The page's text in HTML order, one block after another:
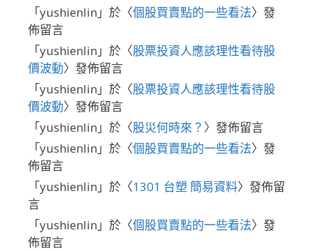
「yushienlin 」於〈個股買賣點的一些看法〉發
佈留言
「yushienlin 」於〈股票投資人應該理性看待股
價波動〉發佈留言
「yushienlin 」於〈股票投資人應該理性看待股
價波動〉發佈留言
「yushienlin 」於〈股災何時來？ 〉發佈留言
「yushienlin 」於〈個股買賣點的一些看法〉發
佈留言
「yushienlin 」於〈1301 台塑 簡易資料〉發佈留
言
「yushienlin 」於〈個股買賣點的一些看法〉發
佈留言